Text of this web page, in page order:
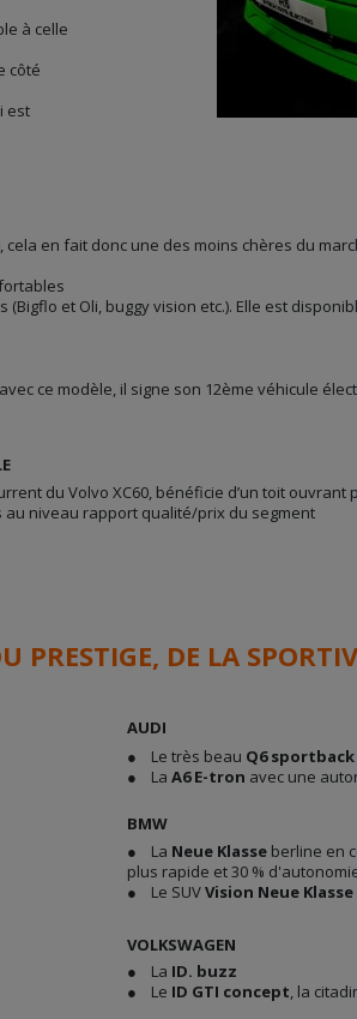
à celle
côté
est
en fait donc une des moins chères du
et Oli, buggy vision etc.). Elle est
ce modèle, il signe son 12ème véhicule
du Volvo XC60, bénéficie d’un toit
au niveau rapport qualité/prix du segment
PRESTIGE, DE LA
AUDI
● Le très beau Q6
● La A6 E-tron avec une
BMW
● La Neue Klasseberline en
plus rapide et 30 %
● Le SUVVision Neue Klasse
VOLKSWAGEN
● La ID. buzz
● Le ID GTI concept, la